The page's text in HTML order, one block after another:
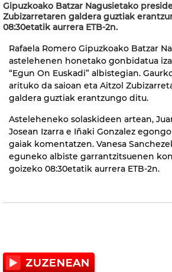
Gipuzkoako Batzar Nagusietako
Zubizarretaren galdera guztiak
08:30etatik aurrera ETB-2n.
Rafaela Romero Gipuzkoako Batzar
astelehenen honetako gonbidatua
“Egun On Euskadi” albistegian.
arituko da saioan eta Aitzol
galdera guztiak erantzungo ditu.
Asteleheneko solaskideen artean,
Josean Izarra e Iñaki Gonzalez
gaiak komentatzen. Vanesa
eguneko albiste garrantzitsuenen
goizeko 08:30etatik aurrera ETB-2n.